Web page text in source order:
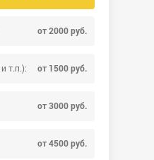
от 2000 руб.
т.п.): от 1500 руб.
от 3000 руб.
от 4500 руб.